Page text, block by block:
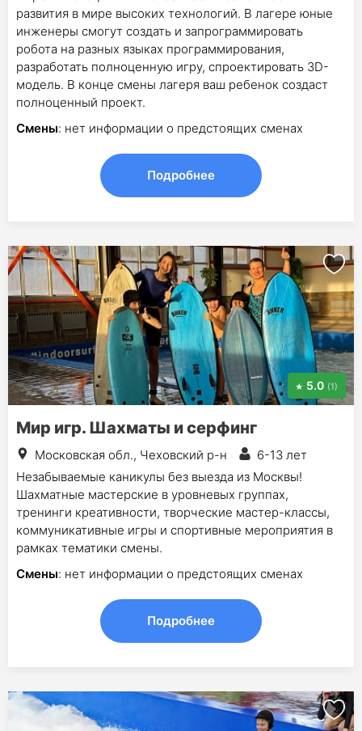
развития в мире высоких технологий. В лагере юные
инженеры смогут создать и запрограммировать
робота на разных языках программирования,
разработать полноценную игру, спроектировать 3D-
модель. В конце смены лагеря ваш ребенок создаст
полноценный проект.
Смены: нет информации о предстоящих сменах
Подробнее
5.0 (1)
Мир игр. Шахматы и серфинг
Московская обл., Чеховский р-н
6-13 лет
Незабываемые каникулы без выезда из Москвы!
Шахматные мастерские в уровневых группах,
тренинги креативности, творческие мастер-классы,
коммуникативные игры и спортивные мероприятия в
рамках тематики смены.
Смены: нет информации о предстоящих сменах
Подробнее